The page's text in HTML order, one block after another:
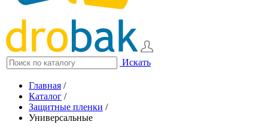
Искать
Главная /
Каталог /
Защитные пленки /
Универсальные